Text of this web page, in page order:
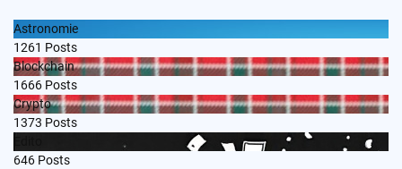
Astronomie
1261 Posts
Blockchain
1666 Posts
Crypto
1373 Posts
646 Posts